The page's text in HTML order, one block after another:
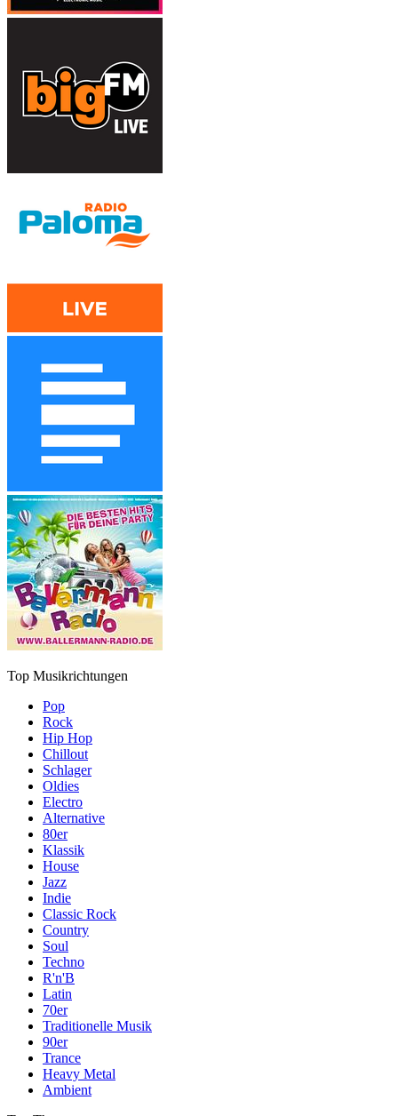
Top Musikrichtungen
Pop
Rock
Hip Hop
Chillout
Schlager
Oldies
Electro
Alternative
80er
Klassik
House
Jazz
Indie
Classic Rock
Country
Soul
Techno
R'n'B
Latin
70er
Traditionelle Musik
90er
Trance
Heavy Metal
Ambient